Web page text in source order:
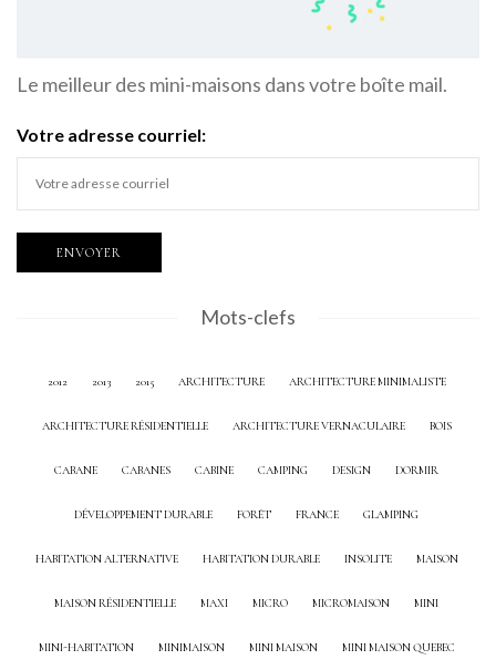
Le meilleur des mini-maisons dans votre boîte mail.
Votre adresse courriel:
Mots-clefs
2012 2013 2015 ARCHITECTURE ARCHITECTURE MINIMALISTE
ARCHITECTURE RÉSIDENTIELLE ARCHITECTURE VERNACULAIRE BOIS
CABANE CABANES CABINE CAMPING DESIGN DORMIR
DÉVELOPPEMENT DURABLE FORÊT FRANCE GLAMPING
HABITATION ALTERNATIVE HABITATION DURABLE INSOLITE MAISON
MAISON RÉSIDENTIELLE MAXI MICRO MICROMAISON MINI
MINI-HABITATION MINIMAISON MINI MAISON MINI MAISON QUEBEC